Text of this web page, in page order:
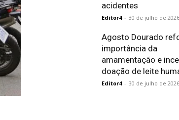
acidentes
Editor4 - 30 de julho de 2026
Agosto Dourado
importância da
amamentação e
doação de leite
Editor4 - 30 de julho de 2026